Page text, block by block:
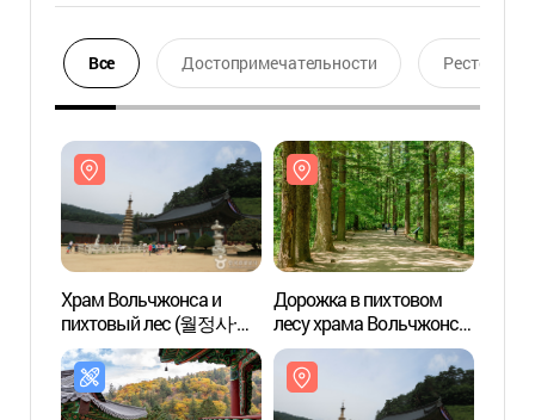
Все Достопримечательности Ресторан
Храм Вольчжонса и
пихтовый лес (월정사·
월정사 전나무숲)
Дорожка в пихтовом
лесу храма Вольчжонса
в горах Одэсан (오대산
월정사 전나무 숲길)